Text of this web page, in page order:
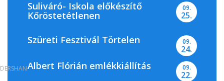
Suliváró- Iskola előkészítő
Kőröstetétlenen
09.
25.
Szüreti Fesztivál Törtelen 09.
24.
Albert Flórián emlékkiállítás 09.
22.
DERSHAN